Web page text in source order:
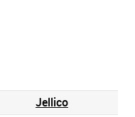
Jellico